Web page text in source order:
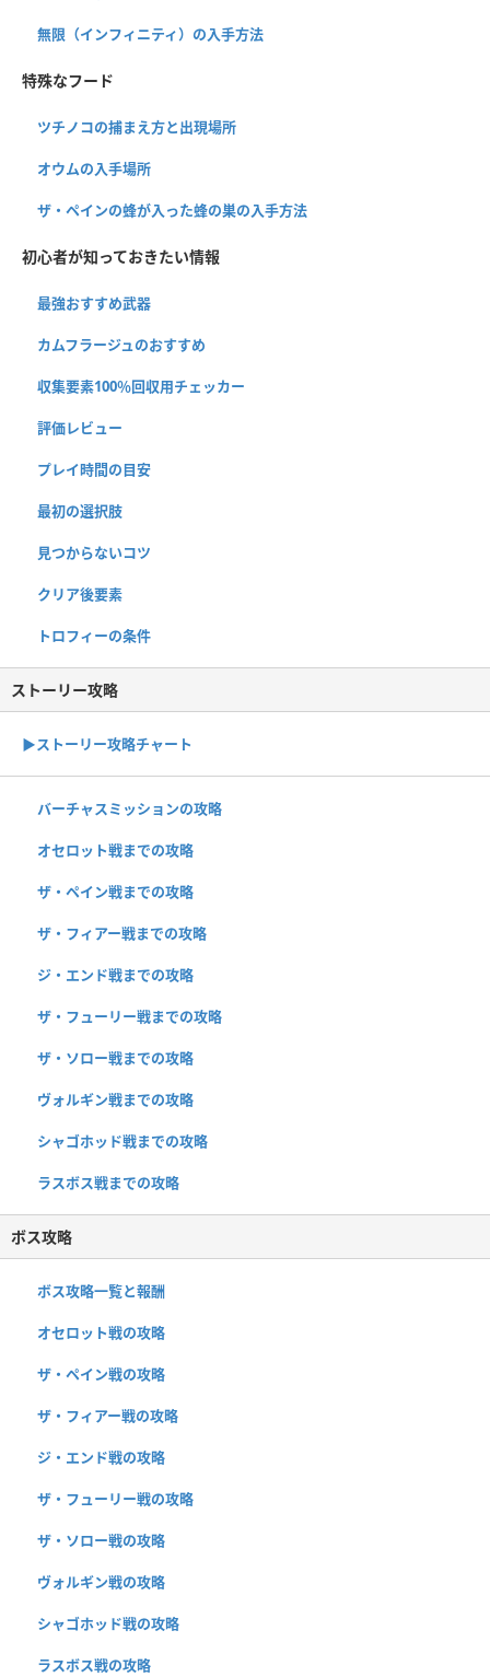
無限（インフィニティ）の入手方法
特殊なフード
ツチノコの捕まえ方と出現場所
オウムの入手場所
ザ・ペインの蜂が入った蜂の巣の入手方法
初心者が知っておきたい情報
最強おすすめ武器
カムフラージュのおすすめ
収集要素100％回収用チェッカー
評価レビュー
プレイ時間の目安
最初の選択肢
見つからないコツ
クリア後要素
トロフィーの条件
ストーリー攻略
▶︎ストーリー攻略チャート
バーチャスミッションの攻略
オセロット戦までの攻略
ザ・ペイン戦までの攻略
ザ・フィアー戦までの攻略
ジ・エンド戦までの攻略
ザ・フューリー戦までの攻略
ザ・ソロー戦までの攻略
ヴォルギン戦までの攻略
シャゴホッド戦までの攻略
ラスボス戦までの攻略
ボス攻略
ボス攻略一覧と報酬
オセロット戦の攻略
ザ・ペイン戦の攻略
ザ・フィアー戦の攻略
ジ・エンド戦の攻略
ザ・フューリー戦の攻略
ザ・ソロー戦の攻略
ヴォルギン戦の攻略
シャゴホッド戦の攻略
ラスボス戦の攻略